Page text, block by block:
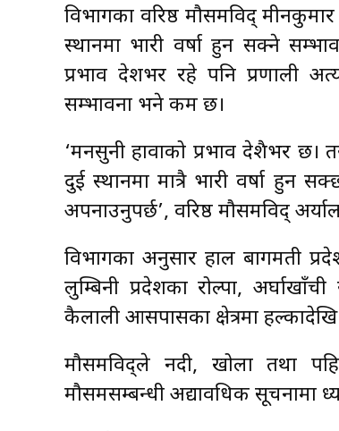
विभागका वरिष्ठ मौसमविद्
स्थानमा भारी वर्षा हुन सक्ने
प्रभाव देशभर रहे पनि प्रणाली
सम्भावना भने कम छ।
‘मनसुनी हावाको प्रभाव देशैभर
दुई स्थानमा मात्रै भारी वर्षा
अपनाउनुपर्छ’, वरिष्ठ मौसमविद्
विभागका अनुसार हाल बागमती
लुम्बिनी प्रदेशका रोल्पा,
कैलाली आसपासका क्षेत्रमा
मौसमविद्ले नदी, खोला तथा
मौसमसम्बन्धी अद्यावधिक सूचनामा